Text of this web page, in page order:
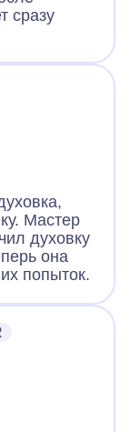
сразу
Мастер
духовку
она
попыток.